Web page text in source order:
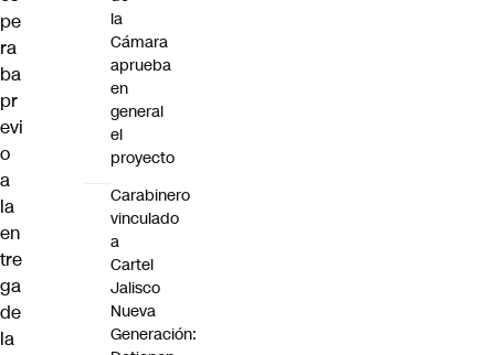
pe
ra
ba
pr
evi
o
a
la
en
tre
ga
de
la
la
Cámara
aprueba
en
general
el
proyecto
Carabinero
vinculado
a
Cartel
Jalisco
Nueva
Generación: